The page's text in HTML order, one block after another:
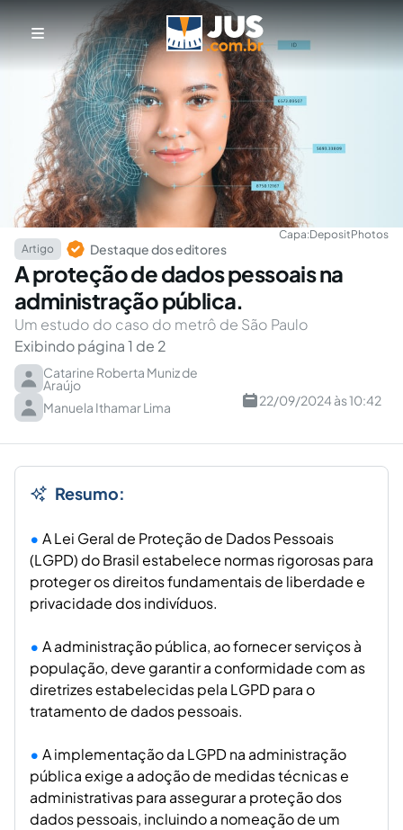
Capa:DepositPhotos
Artigo
Destaque dos editores
A proteção de dados pessoais na
administração pública.
Um estudo do caso do metrô de São Paulo
Exibindo página 1 de 2
Catarine Roberta Muniz de
Araújo
Manuela Ithamar Lima
22/09/2024 às 10:42
Resumo:
A Lei Geral de Proteção de Dados Pessoais
(LGPD) do Brasil estabelece normas rigorosas para
proteger os direitos fundamentais de liberdade e
privacidade dos indivíduos.
A administração pública, ao fornecer serviços à
população, deve garantir a conformidade com as
diretrizes estabelecidas pela LGPD para o
tratamento de dados pessoais.
A implementação da LGPD na administração
pública exige a adoção de medidas técnicas e
administrativas para assegurar a proteção dos
dados pessoais, incluindo a nomeação de um